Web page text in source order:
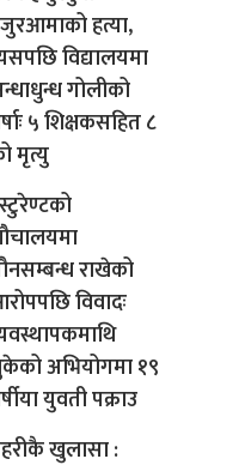
हत्या,
विद्यालयमा
गोलीको
५ शिक्षकसहित ८
मृत्यु
राखेको
विवादः
अभियोगमा १९
युवती पक्राउ
खुलासा :